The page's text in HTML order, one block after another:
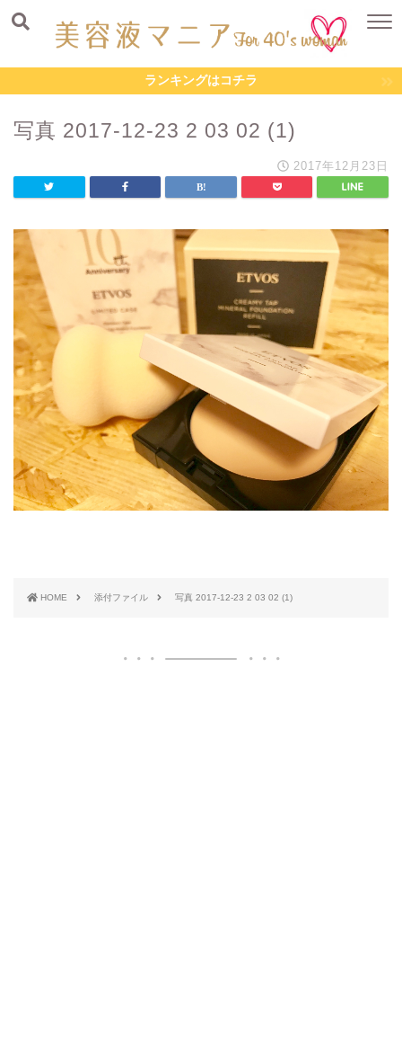
ランキングはコチラ
写真 2017-12-23 2 03 02 (1)
2017年12月23日
HOME 添付ファイル 写真 2017-12-23 2 03 02 (1)